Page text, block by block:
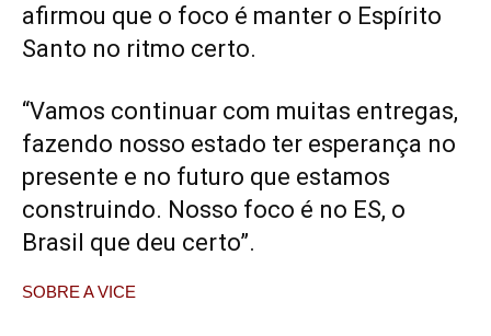
afirmou que o foco é manter o Espírito
Santo no ritmo certo.
“Vamos continuar com muitas entregas,
fazendo nosso estado ter esperança no
presente e no futuro que estamos
construindo. Nosso foco é no ES, o
Brasil que deu certo”.
SOBRE A VICE